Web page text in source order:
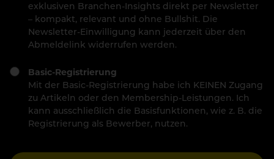
exklusiven Branchen-Insights direkt per Newsletter
– kompakt, relevant und ohne Bullshit. Die
Newsletter-Einwilligung kann jederzeit über den
Abmeldelink widerrufen werden.
Basic-Registrierung
Mit der Basic-Registrierung habe ich KEINEN Zugang
zu Artikeln oder den Membership-Leistungen. Ich
kann ausschließlich die Basisfunktionen, wie z. B. die
Registrierung als Bewerber, nutzen.